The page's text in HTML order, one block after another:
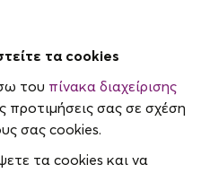
τα cookies
του πίνακα διαχείρισης
προτιμήσεις σας σε σχέση
σας cookies.
τα cookies και να